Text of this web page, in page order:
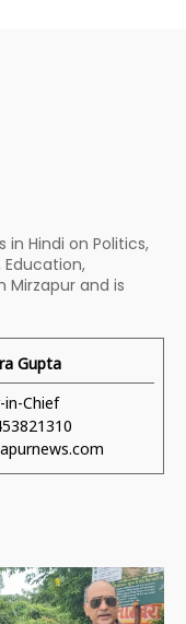
in Hindi on Politics,
Education,
and is
Gupta
in-Chief